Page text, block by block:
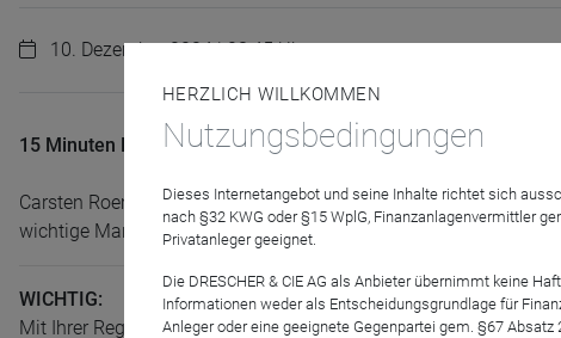
10. Dezember 2024 | 08:45 Uhr
15 Minuten Kapitalmarkt- kompakt und informativ.
Carsten Roemheld, Kapitalmarktstratege bei Fidelity, gibt seine
wichtige Marktbeobachtungen und Erkenntnisse aus den
WICHTIG:
Mit Ihrer Registrierung auf dieser Seitemelden Sie sich
HERZLICH WILLKOMMEN
Nutzungsbedingungen
Dieses Internetangebot und seine Inhalte richtet sich
nach §32 KWG oder §15 WplG, Finanzanlagenvermittler
Privatanleger geeignet.
Die DRESCHER & CIE AG als Anbieter übernimmt keine
Informationen weder als Entscheidungsgrundlage für
Anleger oder eine geeignete Gegenpartei gem. §67